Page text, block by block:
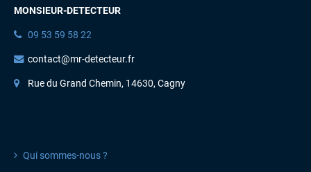
MONSIEUR-DETECTEUR
09 53 59 58 22
contact@mr-detecteur.fr
Rue du Grand Chemin, 14630, Cagny
Qui sommes-nous ?